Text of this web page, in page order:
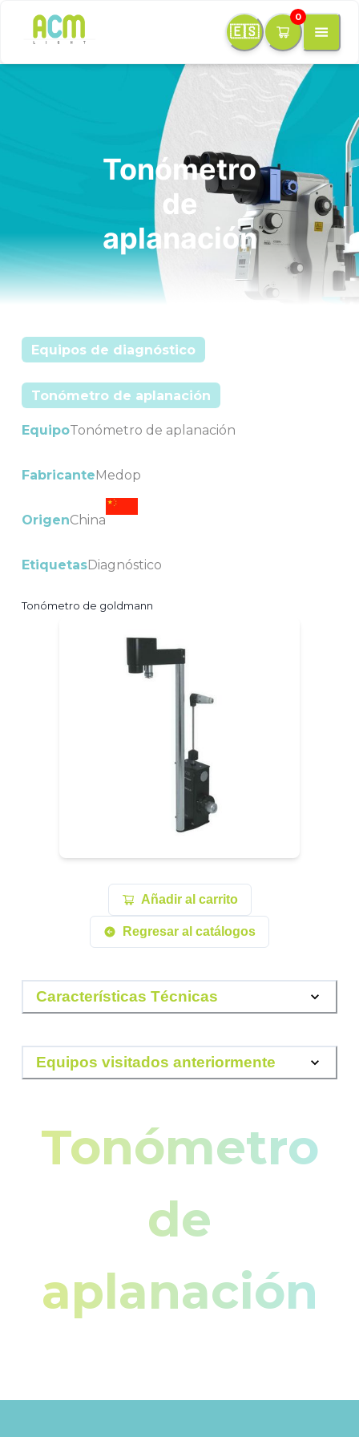
🇪🇸
0
Tonómetro
de
aplanación
Equipos de diagnóstico
Tonómetro de aplanación
EquipoTonómetro de aplanación
FabricanteMedop
OrigenChina
EtiquetasDiagnóstico
Tonómetro de goldmann
Añadir al carrito
Regresar al catálogos
Características Técnicas
Equipos visitados anteriormente
Tonómetro
de
aplanación